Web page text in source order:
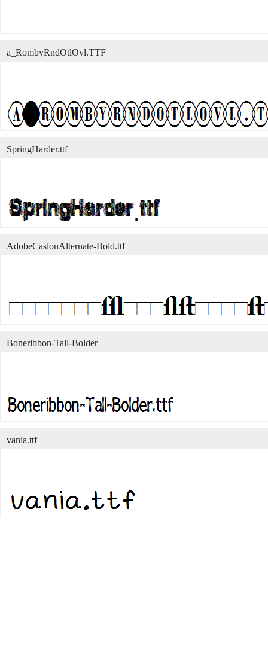
a_RombyRndOtlOvl.TTF
SpringHarder.ttf
AdobeCaslonAlternate-Bold.ttf
Boneribbon-Tall-Bolder
vania.ttf